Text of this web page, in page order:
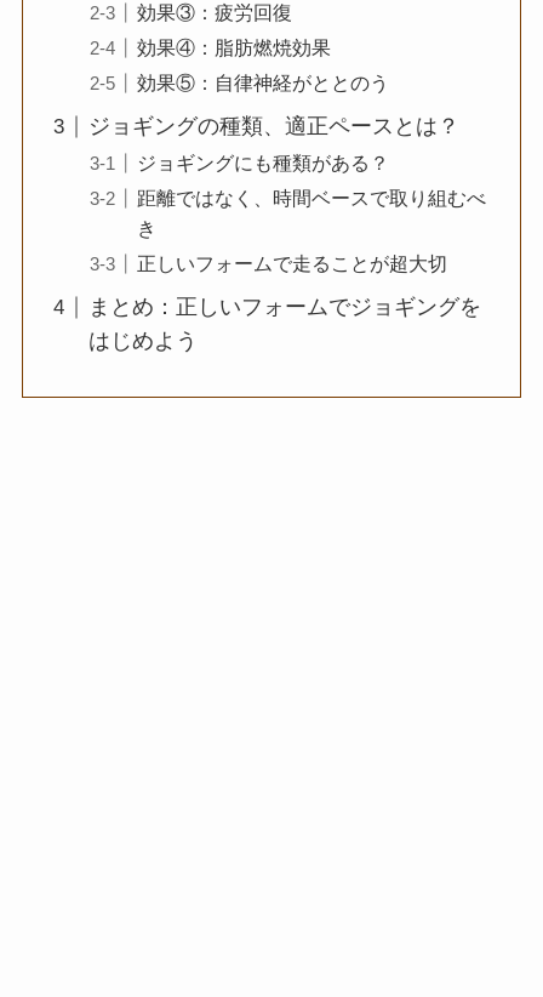
効果③：疲労回復
効果④：脂肪燃焼効果
効果⑤：自律神経がととのう
ジョギングの種類、適正ペースとは？
ジョギングにも種類がある？
距離ではなく、時間ベースで取り組むべ
き
正しいフォームで走ることが超大切
まとめ：正しいフォームでジョギングを
はじめよう